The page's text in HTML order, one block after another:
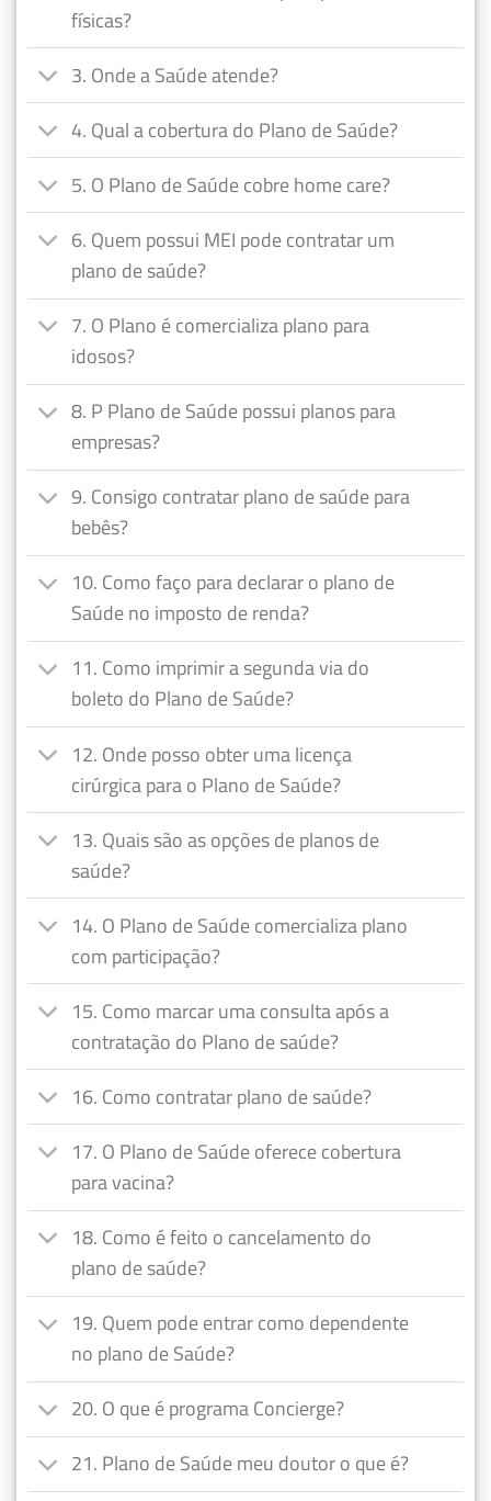
físicas?
3. Onde a Saúde atende?
4. Qual a cobertura do Plano de Saúde?
5. O Plano de Saúde cobre home care?
6. Quem possui MEI pode contratar um
plano de saúde?
7. O Plano é comercializa plano para
idosos?
8. P Plano de Saúde possui planos para
empresas?
9. Consigo contratar plano de saúde para
bebês?
10. Como faço para declarar o plano de
Saúde no imposto de renda?
11. Como imprimir a segunda via do
boleto do Plano de Saúde?
12. Onde posso obter uma licença
cirúrgica para o Plano de Saúde?
13. Quais são as opções de planos de
saúde?
14. O Plano de Saúde comercializa plano
com participação?
15. Como marcar uma consulta após a
contratação do Plano de saúde?
16. Como contratar plano de saúde?
17. O Plano de Saúde oferece cobertura
para vacina?
18. Como é feito o cancelamento do
plano de saúde?
19. Quem pode entrar como dependente
no plano de Saúde?
20. O que é programa Concierge?
21. Plano de Saúde meu doutor o que é?